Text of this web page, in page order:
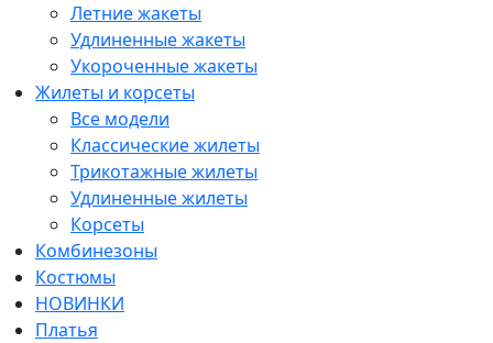
Летние жакеты
Удлиненные жакеты
Укороченные жакеты
Жилеты и корсеты
Все модели
Классические жилеты
Трикотажные жилеты
Удлиненные жилеты
Корсеты
Комбинезоны
Костюмы
НОВИНКИ
Платья